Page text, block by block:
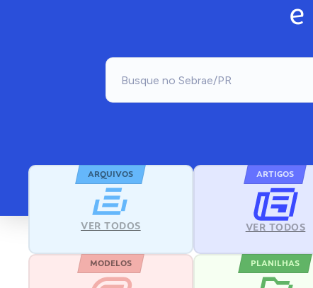
ARQUIVOS
VER TODOS
ARTIGOS
VER TODOS
MODELOS PLANILHAS